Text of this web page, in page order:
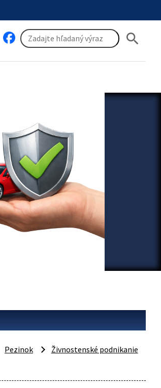
search
Pezinok
Živnostenské podnikanie